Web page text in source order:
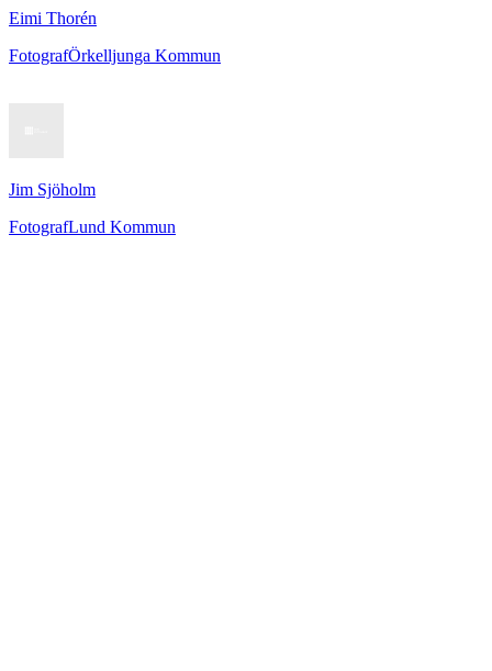
Eimi Thorén
FotografÖrkelljunga Kommun
Jim Sjöholm
FotografLund Kommun